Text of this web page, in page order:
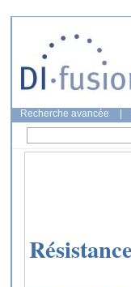
Recherche avancée